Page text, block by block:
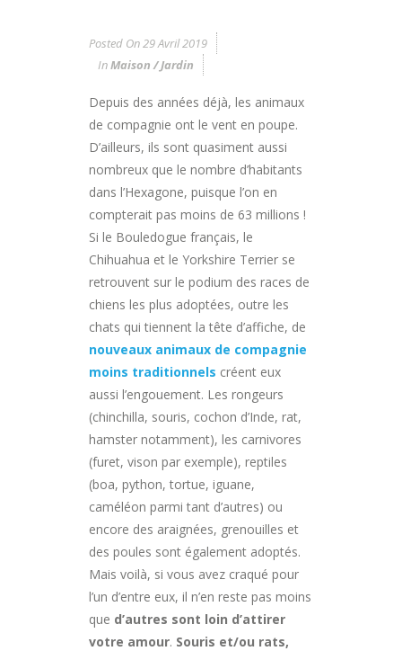
Posted On29 Avril 2019
InMaison / Jardin
Depuis des années déjà, les animaux
de compagnie ont le vent en poupe.
D’ailleurs, ils sont quasiment aussi
nombreux que le nombre d’habitants
dans l’Hexagone, puisque l’on en
compterait pas moins de 63 millions !
Si le Bouledogue français, le
Chihuahua et le Yorkshire Terrier se
retrouvent sur le podium des races de
chiens les plus adoptées, outre les
chats qui tiennent la tête d’affiche, de
nouveaux animaux de compagnie
moins traditionnels créent eux
aussi l’engouement. Les rongeurs
(chinchilla, souris, cochon d’Inde, rat,
hamster notamment), les carnivores
(furet, vison par exemple), reptiles
(boa, python, tortue, iguane,
caméléon parmi tant d’autres) ou
encore des araignées, grenouilles et
des poules sont également adoptés.
Mais voilà, si vous avez craqué pour
l’un d’entre eux, il n’en reste pas moins
que d’autres sont loin d’attirer
votre amour. Souris et/ou rats,